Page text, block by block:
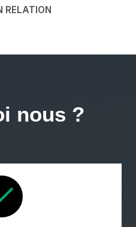
RELATION
nous ?